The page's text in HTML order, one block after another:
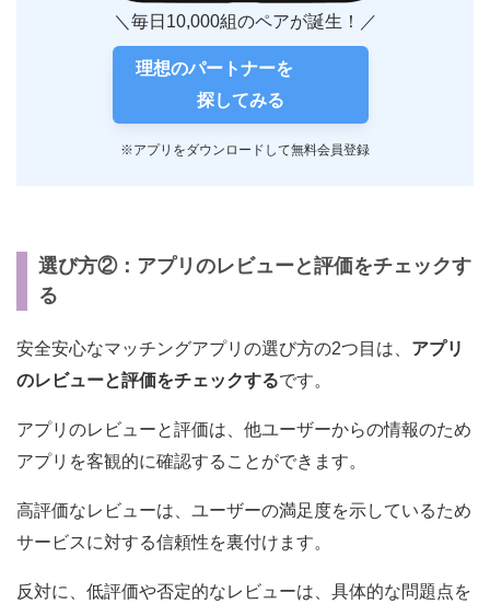
＼毎日10,000組のペアが誕生！／
理想のパートナーを
探してみる
※アプリをダウンロードして無料会員登録
選び方②：アプリのレビューと評価をチェックす
る
安全安心なマッチングアプリの選び方の2つ目は、 アプリ
のレビューと評価をチェックするです。
アプリのレビューと評価は、他ユーザーからの情報のため
アプリを客観的に確認することができます。
高評価なレビューは、ユーザーの満足度を示しているため
サービスに対する信頼性を裏付けます。
反対に、低評価や否定的なレビューは、具体的な問題点を